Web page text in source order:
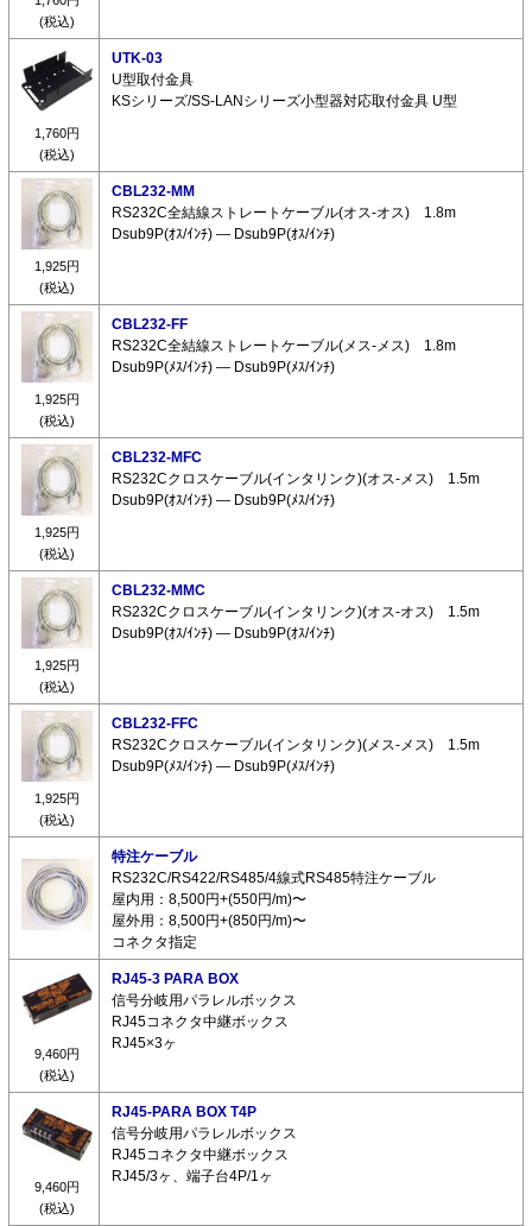
(税込)
1,760円
(税込)
UTK-03
U型取付金具
KSシリーズ/SS-LANシリーズ小型器対応取付金具 U型
1,925円
(税込)
CBL232-MM
RS232C全結線ストレートケーブル(オス-オス) 1.8m
Dsub9P(ｵｽ/ｲﾝﾁ) ― Dsub9P(ｵｽ/ｲﾝﾁ)
1,925円
(税込)
CBL232-FF
RS232C全結線ストレートケーブル(メス-メス) 1.8m
Dsub9P(ﾒｽ/ｲﾝﾁ) ― Dsub9P(ﾒｽ/ｲﾝﾁ)
1,925円
(税込)
CBL232-MFC
RS232Cクロスケーブル(インタリンク)(オス-メス) 1.5m
Dsub9P(ｵｽ/ｲﾝﾁ) ― Dsub9P(ﾒｽ/ｲﾝﾁ)
1,925円
(税込)
CBL232-MMC
RS232Cクロスケーブル(インタリンク)(オス-オス) 1.5m
Dsub9P(ｵｽ/ｲﾝﾁ) ― Dsub9P(ｵｽ/ｲﾝﾁ)
1,925円
(税込)
CBL232-FFC
RS232Cクロスケーブル(インタリンク)(メス-メス) 1.5m
Dsub9P(ﾒｽ/ｲﾝﾁ) ― Dsub9P(ﾒｽ/ｲﾝﾁ)
特注ケーブル
RS232C/RS422/RS485/4線式RS485特注ケーブル
屋内用：8,500円+(550円/m)〜
屋外用：8,500円+(850円/m)〜
コネクタ指定
9,460円
(税込)
RJ45-3 PARA BOX
信号分岐用パラレルボックス
RJ45コネクタ中継ボックス
RJ45×3ヶ
9,460円
(税込)
RJ45-PARA BOX T4P
信号分岐用パラレルボックス
RJ45コネクタ中継ボックス
RJ45/3ヶ、端子台4P/1ヶ